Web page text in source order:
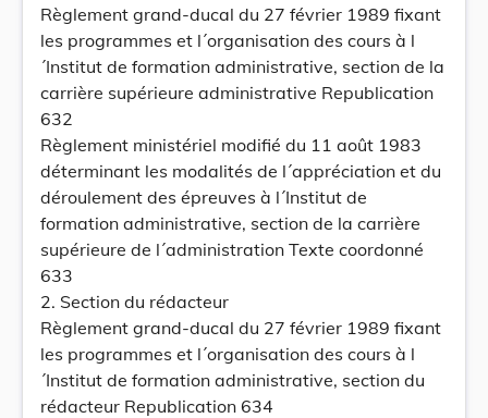
Règlement grand-ducal du 27 février 1989 fixant
les programmes et l´organisation des cours à l
´Institut de formation administrative, section de la
carrière supérieure administrative Republication
632
Règlement ministériel modifié du 11 août 1983
déterminant les modalités de l´appréciation et du
déroulement des épreuves à l´Institut de
formation administrative, section de la carrière
supérieure de l´administration Texte coordonné
633
2. Section du rédacteur
Règlement grand-ducal du 27 février 1989 fixant
les programmes et l´organisation des cours à l
´Institut de formation administrative, section du
rédacteur Republication 634